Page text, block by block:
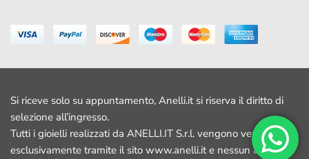
Si riceve solo su appuntamento, Anelli.it si riserva il diritto di
selezione all’ingresso.
Tutti i gioielli realizzati da ANELLI.IT S.r.l. vengono venduti
esclusivamente tramite il sito www.anelli.it e nessun altro sito